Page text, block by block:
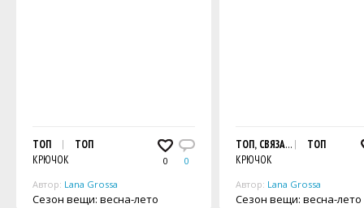
0 0
ТОП
ТОП
КРЮЧОК
Автор: Lana Grossa
Сезон вещи: весна-лето
ТОП, СВЯЗАННЫЙТОП
КРЮЧОК
Автор: Lana Grossa
Сезон вещи: весна-лето